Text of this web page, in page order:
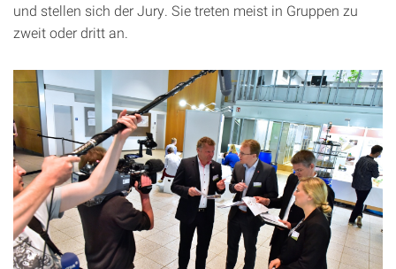
und stellen sich der Jury. Sie treten meist in Gruppen zu
zweit oder dritt an.